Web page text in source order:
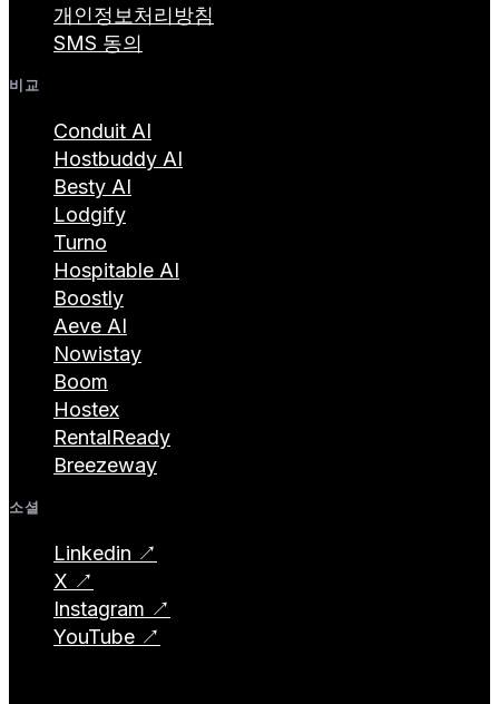
개인정보처리방침
SMS 동의
비교
Conduit AI
Hostbuddy AI
Besty AI
Lodgify
Turno
Hospitable AI
Boostly
Aeve AI
Nowistay
Boom
Hostex
RentalReady
Breezeway
소셜
Linkedin ↗
X ↗
Instagram ↗
YouTube ↗